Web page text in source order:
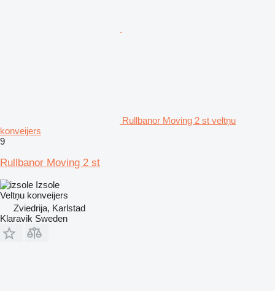
Rullbanor Moving 2 st veltņu
konveijers
9
Rullbanor Moving 2 st
Izsole
Veltņu konveijers
Zviedrija, Karlstad
Klaravik Sweden